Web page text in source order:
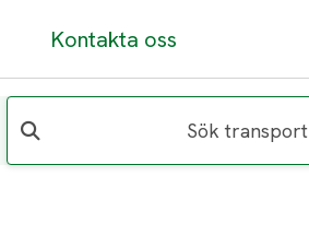
Kontakta oss
Sök transport